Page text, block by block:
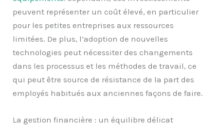
peuvent représenter un coût élevé, en particulier
pour les petites entreprises aux ressources
limitées. De plus, l’adoption de nouvelles
technologies peut nécessiter des changements
dans les processus et les méthodes de travail, ce
qui peut être source de résistance de la part des
employés habitués aux anciennes façons de faire.
La gestion financière : un équilibre délicat